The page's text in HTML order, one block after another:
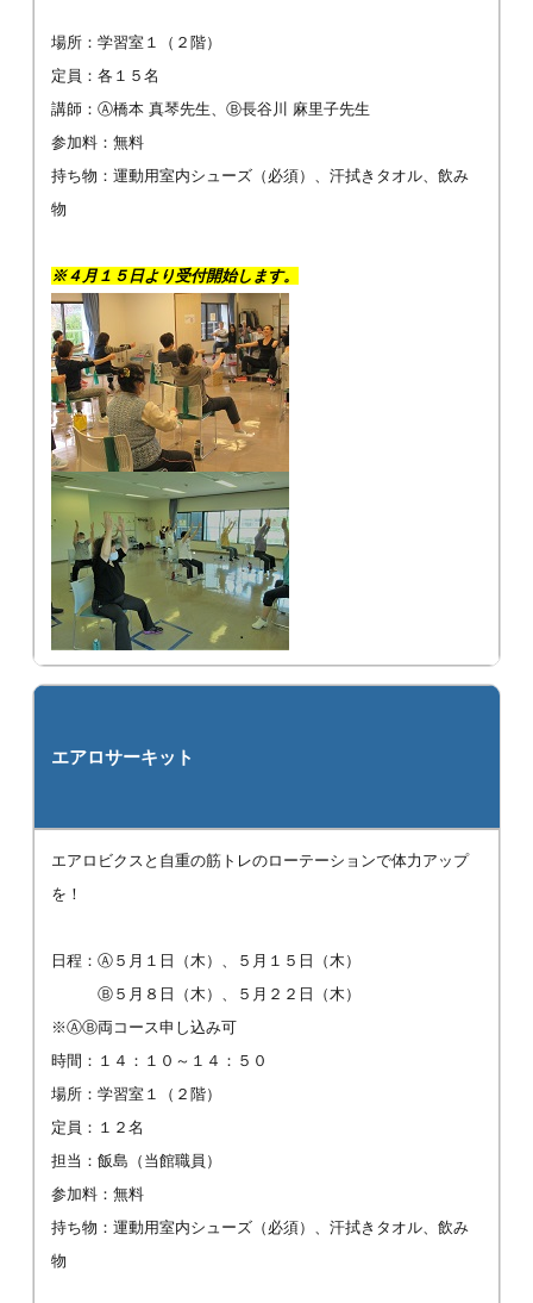
場所：学習室１（２階）
定員：各１５名
講師：Ⓐ橋本 真琴先生、Ⓑ長谷川 麻里子先生
参加料：無料
持ち物：運動用室内シューズ（必須）、汗拭きタオル、飲み
物
※４ 月１５日より受付開始します。
エアロサーキット
エアロビクスと自重の筋トレのローテーションで体力アップ
を！
日程：Ⓐ５月１日（木）、５月１５日（木）
Ⓑ５月８日（木）、５月２２日（木）
※ⒶⒷ両コース申し込み可
時間：１４：１０～１４：５０
場所：学習室１（２階）
定員：１２名
担当：飯島（当館職員）
参加料：無料
持ち物：運動用室内シューズ（必須）、汗拭きタオル、飲み
物